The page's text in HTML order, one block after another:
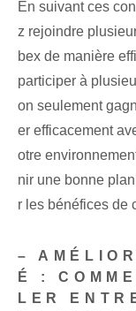
En suivant ces
z rejoindre
bex de manière
participer à
on seulement
er efficacement
otre
nir une bonne
r les bénéfices de
–
É :
LER